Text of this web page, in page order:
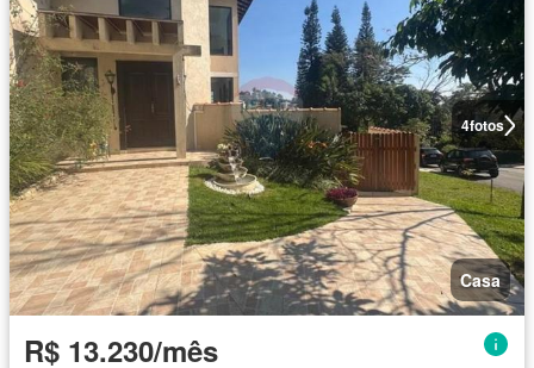
4fotos
Casa
R$ 13.230/mês